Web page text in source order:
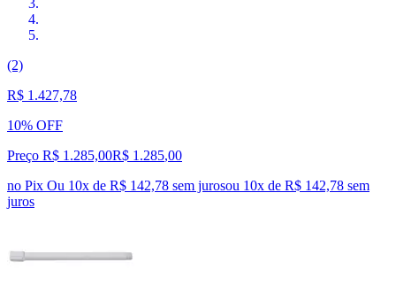
(2)
R$ 1.427,78
10% OFF
Preço R$ 1.285,00R$ 1.285,00
no Pix Ou 10x de R$ 142,78 sem jurosou 10x de R$ 142,78 sem
juros